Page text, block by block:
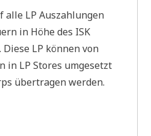
alle LP Auszahlungen
in Höhe des ISK
LP können von
in LP Stores umgesetzt
übertragen werden.